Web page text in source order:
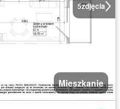
5zdjęcia
Mieszkanie